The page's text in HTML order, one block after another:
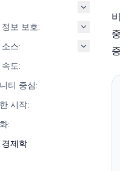
보 보호:
스:
도:
티 중심:
시작:
:
제학